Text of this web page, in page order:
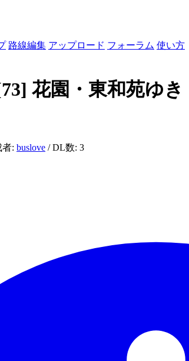
路線編集 アップロード フォーラム 使い方
花園・東和苑ゆき
者: buslove / DL数: 3